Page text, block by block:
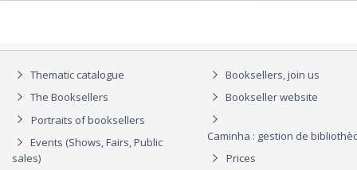
Thematic catalogue
The Booksellers
Portraits of booksellers
Events (Shows, Fairs, Public
sales)
Booksellers, join us
Bookseller website
Caminha : gestion de
Prices